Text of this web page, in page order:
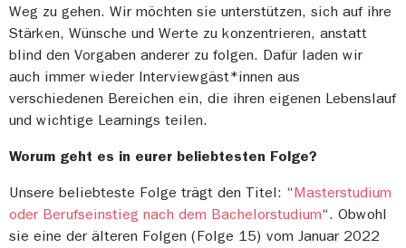
Weg zu gehen. Wir möchten sie unterstützen, sich auf ihre
Stärken, Wünsche und Werte zu konzentrieren, anstatt
blind den Vorgaben anderer zu folgen. Dafür laden wir
auch immer wieder Interviewgäst*innen aus
verschiedenen Bereichen ein, die ihren eigenen Lebenslauf
und wichtige Learnings teilen.
Worum geht es in eurer beliebtesten Folge?
Unsere beliebteste Folge trägt den Titel: “Masterstudium
oder Berufseinstieg nach dem Bachelorstudium“. Obwohl
sie eine der älteren Folgen (Folge 15) vom Januar 2022